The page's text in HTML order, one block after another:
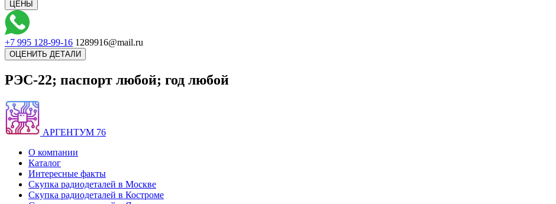
+7 995 128-99-16 1289916@mail.ru
РЭС-22; паспорт любой; год любой
АРГЕНТУМ 76
О компании
Каталог
Интересные факты
Скупка радиодеталей в Москве
Скупка радиодеталей в Костроме